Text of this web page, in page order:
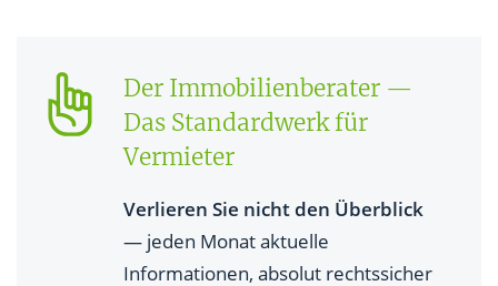
Der Immobilienberater —
Das Standardwerk für
Vermieter
Verlieren Sie nicht den Überblick
— jeden Monat aktuelle
Informationen, absolut rechtssicher